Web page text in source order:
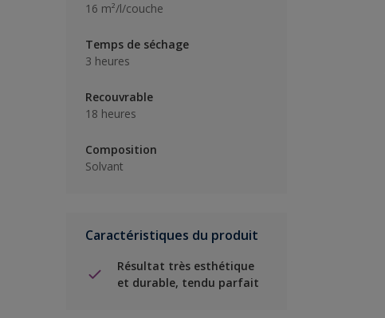
16 m²/l/couche
Temps de séchage
3 heures
Recouvrable
18 heures
Composition
Solvant
Caractéristiques du produit
Résultat très esthétique
et durable, tendu parfait